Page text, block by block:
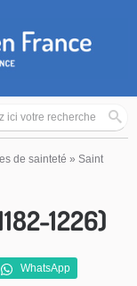
de sainteté » Saint
1226)
WhatsApp